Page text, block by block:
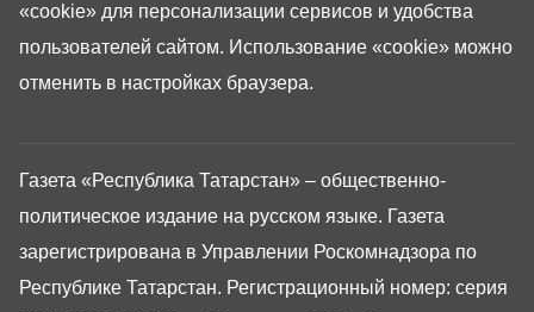
Газета «Республика Татарстан» – общественно-
политическое издание на русском языке. Газета
зарегистрирована в Управлении Роскомнадзора по
Республике Татарстан. Регистрационный номер: серия
«cookie» для персонализации сервисов и удобства
пользователей сайтом. Использование «cookie» можно
отменить в настройках браузера.